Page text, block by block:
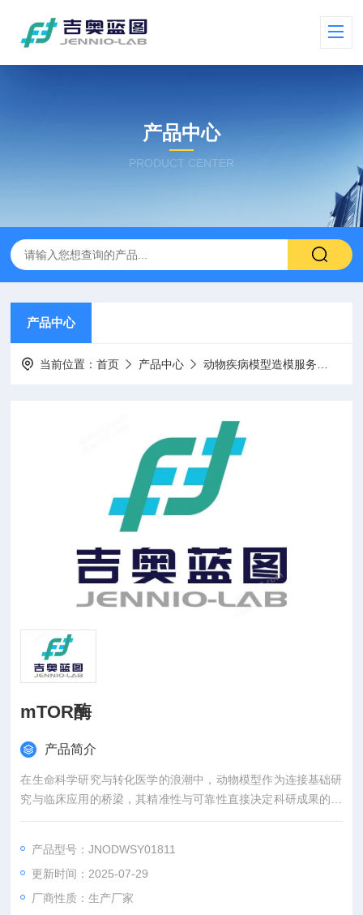
产品中心
PRODUCT CENTER
产品中心
当前位置：首页 产品中心 动物疾病模型造模服务
mTOR酶
产品简介
在生命科学研究与转化医学的浪潮中，动物模型作为连接基础研
究与临床应用的桥梁，其精准性与可靠性直接决定科研成果的价
值。吉奥蓝图（JENNIO-LAB）深耕生物医学领域十余载，凭借
机构、药企及医疗机构提供覆盖动物模型构建、药效评价、数据
分析与成果转化的一站式解决方案，助力客户突破科研瓶颈，加
速创新成果落地。
产品型号：JNODWSY01811
更新时间：2025-07-29
厂商性质：生产厂家